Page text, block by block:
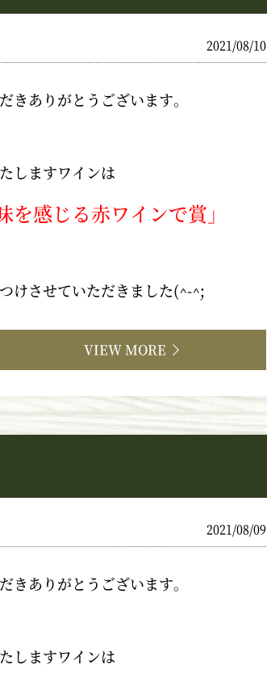
2021/08/10
きありがとうございます。
しますワインは
を感じる赤ワインで賞」
けさせていただきました(^-^;
VIEW MORE
2021/08/09
きありがとうございます。
しますワインは